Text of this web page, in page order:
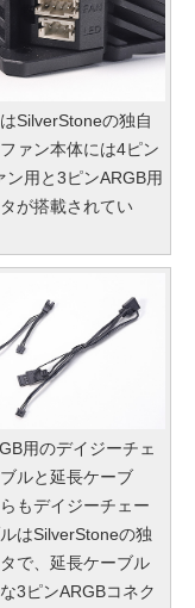
SilverStoneの独自
ァン本体には4ピン
ン用と3ピンARGB用
が搭載されてい
用のデイジーチェ
ルと延長ケーブ
もデイジーチェー
はSilverStoneの独
で、延長ケーブル
3ピンARGBコネク